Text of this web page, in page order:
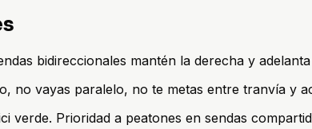
bidireccionales mantén la derecha y
no vayas paralelo, no te metas entre tranvía y
verde. Prioridad a peatones en sendas